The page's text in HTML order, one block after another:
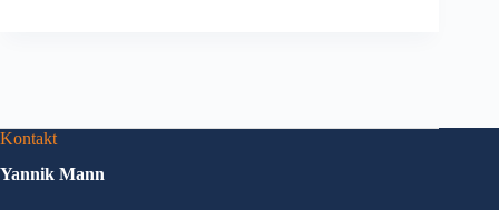
Kontakt
Yannik Mann